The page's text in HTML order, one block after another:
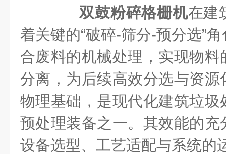
双鼓粉碎格栅机在建
着关键的“破碎-筛分-预分选”
合废料的机械处理，实现物
分离，为后续高效分选与资
物理基础，是现代化建筑垃
预处理装备之一。其效能的
设备选型、工艺适配与系统的